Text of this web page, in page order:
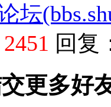
坛
2451 回复
更多好